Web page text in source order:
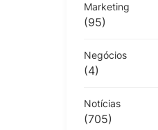
Marketing
(95)
Negócios
(4)
Notícias
(705)